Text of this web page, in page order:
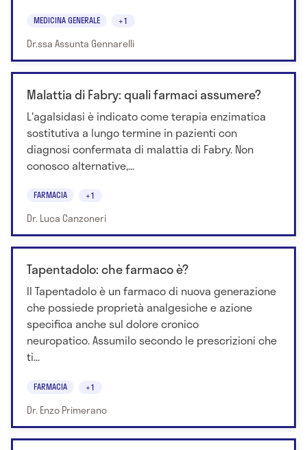
MEDICINA GENERALE +1
Dr.ssa Assunta Gennarelli
Malattia di Fabry: quali farmaci assumere?
L'agalsidasi è indicato come terapia enzimatica
sostitutiva a lungo termine in pazienti con
diagnosi confermata di malattia di Fabry. Non
conosco alternative,...
FARMACIA +1
Dr. Luca Canzoneri
Tapentadolo: che farmaco è?
Il Tapentadolo è un farmaco di nuova generazione
che possiede proprietà analgesiche e azione
specifica anche sul dolore cronico
neuropatico. Assumilo secondo le prescrizioni che
ti...
FARMACIA +1
Dr. Enzo Primerano